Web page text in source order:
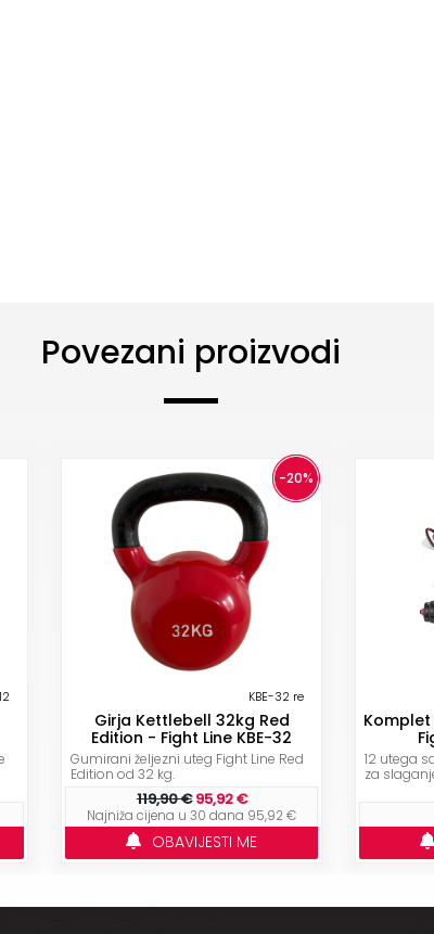
Povezani proizvodi
-20%
KBE-32 re
Girja Kettlebell 32kg Red
Edition - Fight Line KBE-32
Gumirani željezni uteg Fight Line Red
Edition od 32 kg.
119,90 €95,92 €
Najniža cijena u 30 dana 95,92 €
OBAVIJESTI ME
12 utega
za